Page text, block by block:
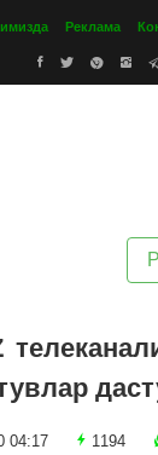
Реклама
04:17 1194